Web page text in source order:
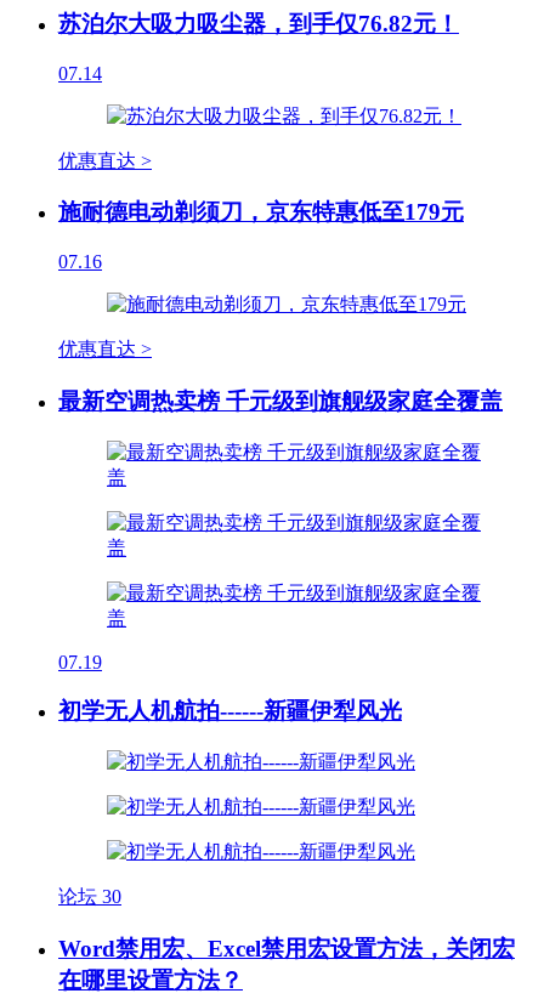
苏泊尔大吸力吸尘器，到手仅76.82元！
07.14
优惠直达 >
施耐德电动剃须刀，京东特惠低至179元
07.16
优惠直达 >
最新空调热卖榜 千元级到旗舰级家庭全覆盖
07.19
初学无人机航拍------新疆伊犁风光
论坛 30
Word禁用宏、Excel禁用宏设置方法，关闭宏
在哪里设置方法？